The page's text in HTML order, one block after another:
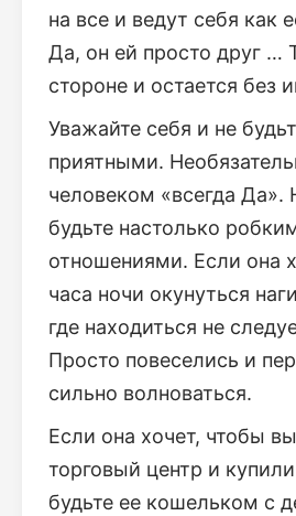
на все и ведут себя как
Да, он ей просто друг …
стороне и остается без
Уважайте себя и не
приятными.
человеком «всегда Да».
будьте настолько
отношениями. Если она
часа ночи окунуться
где находиться не
Просто повеселись и
сильно волноваться.
Если она хочет, чтобы
торговый центр и
будьте ее кошельком с